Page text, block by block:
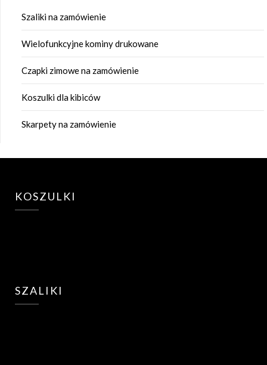
Szaliki na zamówienie
Wielofunkcyjne kominy drukowane
Czapki zimowe na zamówienie
Koszulki dla kibiców
Skarpety na zamówienie
KOSZULKI
SZALIKI